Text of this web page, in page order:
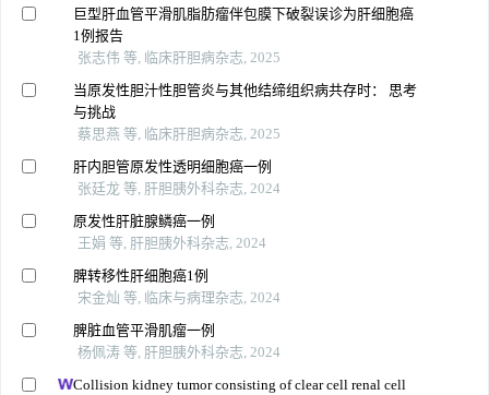
巨型肝血管平滑肌脂肪瘤伴包膜下破裂误诊为肝细胞癌
1例报告
张志伟 等, 临床肝胆病杂志, 2025
当原发性胆汁性胆管炎与其他结缔组织病共存时： 思考
与挑战
蔡思燕 等, 临床肝胆病杂志, 2025
肝内胆管原发性透明细胞癌一例
张廷龙 等, 肝胆胰外科杂志, 2024
原发性肝脏腺鳞癌一例
王娟 等, 肝胆胰外科杂志, 2024
脾转移性肝细胞癌1例
宋金灿 等, 临床与病理杂志, 2024
脾脏血管平滑肌瘤一例
杨佩涛 等, 肝胆胰外科杂志, 2024
Collision kidney tumor consisting of clear cell renal cell